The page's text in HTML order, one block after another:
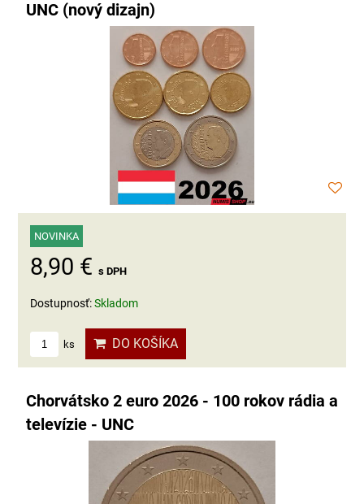
UNC (nový dizajn)
NOVINKA
8,90 € s DPH
Dostupnosť:Skladom
ks DO KOŠÍKA
Chorvátsko 2 euro 2026 - 100 rokov rádia a
televízie - UNC